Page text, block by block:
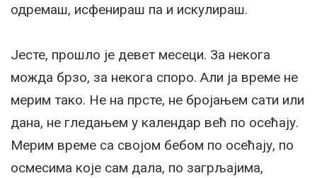
одремаш, исфенираш па и искулираш.
Јесте, прошло је девет месеци. За некога
можда брзо, за некога споро. Али ја време не
мерим тако. Не на прсте, не бројањем сати или
дана, не гледањем у календар већ по осећају.
Мерим време са својом бебом по осећају, по
осмесима које сам дала, по загрљајима,